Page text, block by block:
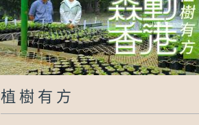
植樹有方